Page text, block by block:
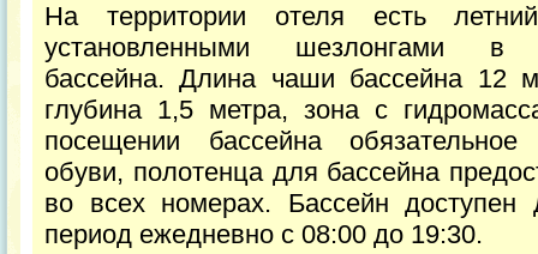
На территории отеля есть
установленными шезлонгами
бассейна. Длина чаши бассейна 12
глубина 1,5 метра, зона с
посещении бассейна
обуви, полотенца для бассейна
во всех номерах. Бассейн
период ежедневно с 08:00 до 19:30.